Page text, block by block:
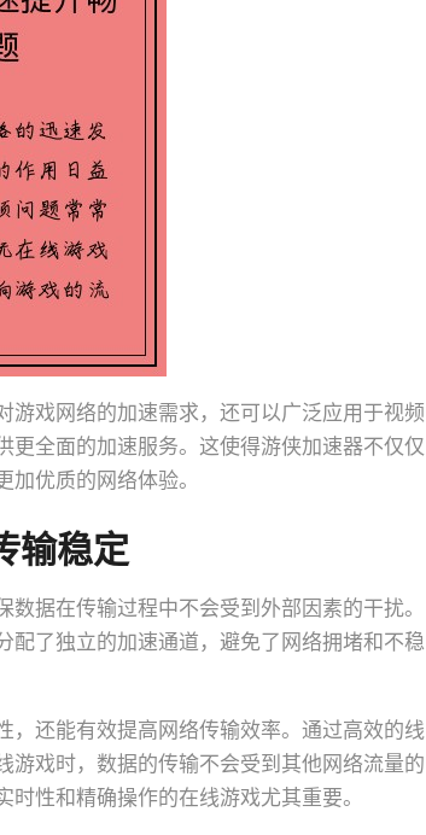
戏网络的加速需求，还可以广泛应用于视频
更全面的加速服务。这使得游侠加速器不仅仅
优质的网络体验。
输稳定
据在传输过程中不会受到外部因素的干扰。
了独立的加速通道，避免了网络拥堵和不稳
，还能有效提高网络传输效率。通过高效的线
戏时，数据的传输不会受到其他网络流量的
性和精确操作的在线游戏尤其重要。